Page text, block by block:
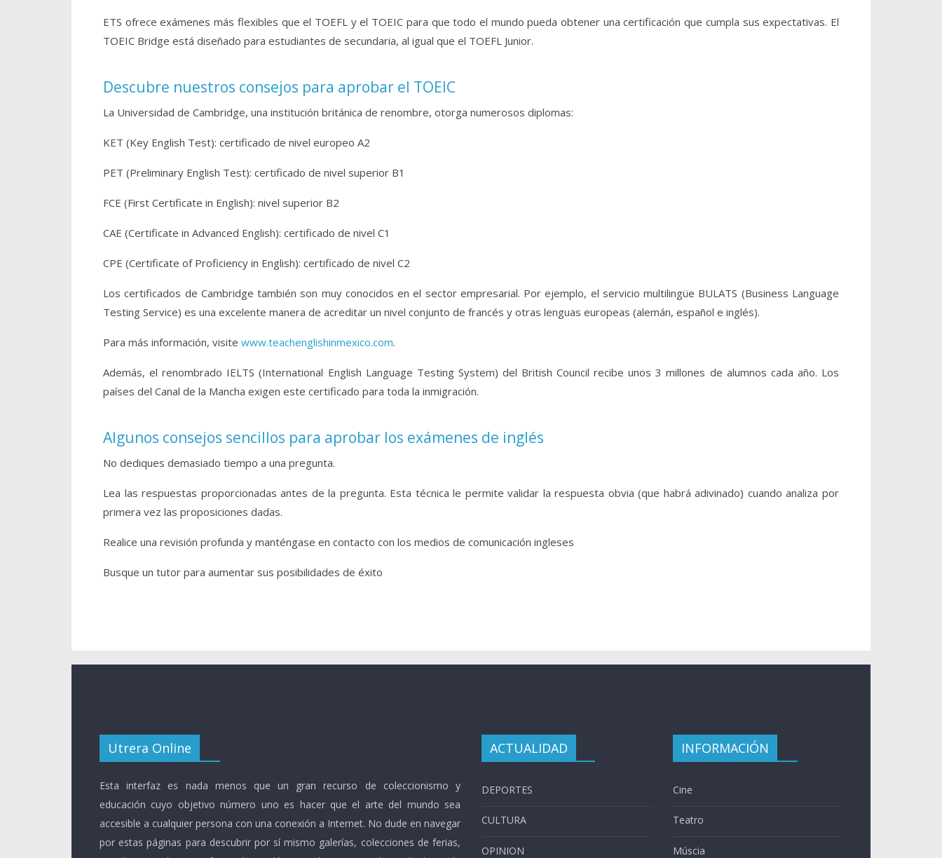
ETS ofrece exámenes más flexibles que el TOEFL y el TOEIC para que todo el mundo pueda obtener una certificación que cumpla sus expectativas. El
TOEIC Bridge está diseñado para estudiantes de secundaria, al igual que el TOEFL Junior.
Descubre nuestros consejos para aprobar el TOEIC
La Universidad de Cambridge, una institución británica de renombre, otorga numerosos diplomas:
KET (Key English Test): certificado de nivel europeo A2
PET (Preliminary English Test): certificado de nivel superior B1
FCE (First Certificate in English): nivel superior B2
CAE (Certificate in Advanced English): certificado de nivel C1
CPE (Certificate of Proficiency in English): certificado de nivel C2
Los certificados de Cambridge también son muy conocidos en el sector empresarial. Por ejemplo, el servicio multilingüe BULATS (Business Language
Testing Service) es una excelente manera de acreditar un nivel conjunto de francés y otras lenguas europeas (alemán, español e inglés).
Para más información, visite www.teachenglishinmexico.com.
Además, el renombrado IELTS (International English Language Testing System) del British Council recibe unos 3 millones de alumnos cada año. Los
países del Canal de la Mancha exigen este certificado para toda la inmigración.
Algunos consejos sencillos para aprobar los exámenes de inglés
No dediques demasiado tiempo a una pregunta.
Lea las respuestas proporcionadas antes de la pregunta. Esta técnica le permite validar la respuesta obvia (que habrá adivinado) cuando analiza por
primera vez las proposiciones dadas.
Realice una revisión profunda y manténgase en contacto con los medios de comunicación ingleses
Busque un tutor para aumentar sus posibilidades de éxito
Utrera Online
Esta interfaz es nada menos que un gran recurso de coleccionismo y
educación cuyo objetivo número uno es hacer que el arte del mundo sea
accesible a cualquier persona con una conexión a Internet. No dude en navegar
por estas páginas para descubrir por sí mismo galerías, colecciones de ferias,
ACTUALIDAD
DEPORTES
CULTURA
OPINION
INFORMACIÓN
Cine
Teatro
Múscia